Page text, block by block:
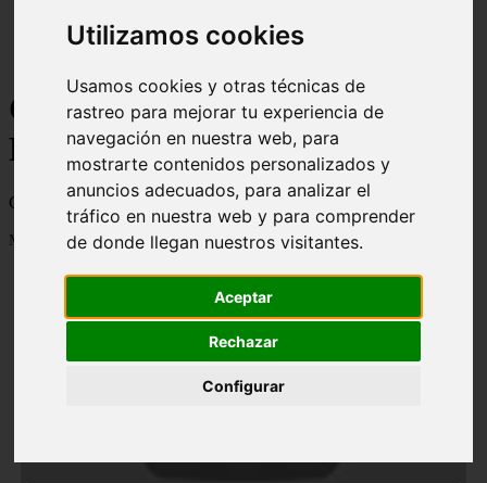
Utilizamos cookies
Usamos cookies y otras técnicas de
rastreo para mejorar tu experiencia de
navegación en nuestra web, para
mostrarte contenidos personalizados y
anuncios adecuados, para analizar el
tráfico en nuestra web y para comprender
de donde llegan nuestros visitantes.
Aceptar
Rechazar
Configurar
Curiosidades y Sabias que -
Página 2
Cosas curiosas, curiosidades, noticias impactantes y mucho mas
Mostrando 25 - 48 de 2833 artículos